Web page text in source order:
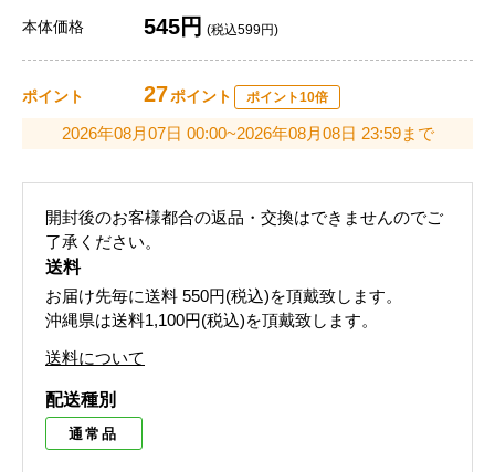
本体価格 545円 (税込599円)
ポイント 27ポイント ポイント10倍
2026年08月07日 00:00~2026年08月08日 23:59まで
開封後のお客様都合の返品・交換はできませんのでご
了承ください。
送料
お届け先毎に送料 550円(税込)を頂戴致します。
沖縄県は送料1,100円(税込)を頂戴致します。
送料について
配送種別
通常品